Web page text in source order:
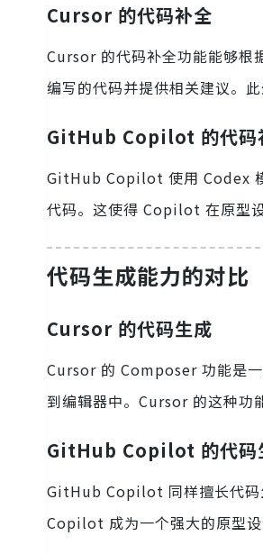
Cursor 的代码补全
Cursor 的代码补全功能能够根
编写的代码并提供相关建议。
GitHub Copilot 的代码
GitHub Copilot 使用 Codex 模
代码。这使得 Copilot 在原型
代码生成能力的对比
Cursor 的代码生成
Cursor 的 Composer 功能是
到编辑器中。Cursor 的这种功
GitHub Copilot 的代码
GitHub Copilot 同样擅长代码
Copilot 成为一个强大的原型设